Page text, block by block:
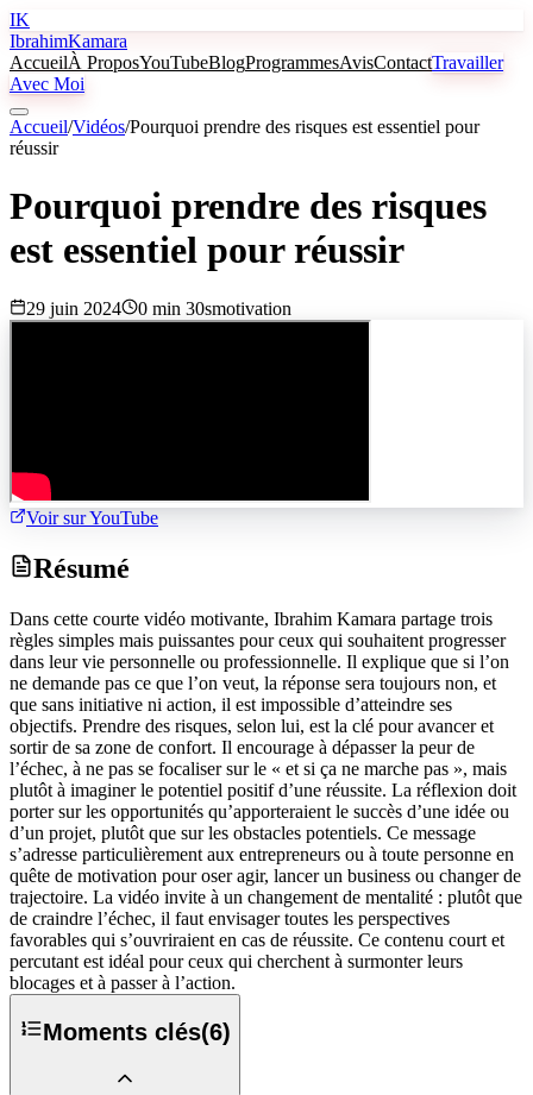
IK
IbrahimKamara
AccueilÀ ProposYouTubeBlogProgrammesAvisContactTravailler
Avec Moi
Accueil/Vidéos/Pourquoi prendre des risques est essentiel pour
réussir
Pourquoi prendre des risques
est essentiel pour réussir
29 juin 2024 0 min 30smotivation
Voir sur YouTube
Résumé
Dans cette courte vidéo motivante, Ibrahim Kamara partage trois
règles simples mais puissantes pour ceux qui souhaitent progresser
dans leur vie personnelle ou professionnelle. Il explique que si l’on
ne demande pas ce que l’on veut, la réponse sera toujours non, et
que sans initiative ni action, il est impossible d’atteindre ses
objectifs. Prendre des risques, selon lui, est la clé pour avancer et
sortir de sa zone de confort. Il encourage à dépasser la peur de
l’échec, à ne pas se focaliser sur le « et si ça ne marche pas », mais
plutôt à imaginer le potentiel positif d’une réussite. La réflexion doit
porter sur les opportunités qu’apporteraient le succès d’une idée ou
d’un projet, plutôt que sur les obstacles potentiels. Ce message
s’adresse particulièrement aux entrepreneurs ou à toute personne en
quête de motivation pour oser agir, lancer un business ou changer de
trajectoire. La vidéo invite à un changement de mentalité : plutôt que
de craindre l’échec, il faut envisager toutes les perspectives
favorables qui s’ouvriraient en cas de réussite. Ce contenu court et
percutant est idéal pour ceux qui cherchent à surmonter leurs
blocages et à passer à l’action.
Moments clés(6)